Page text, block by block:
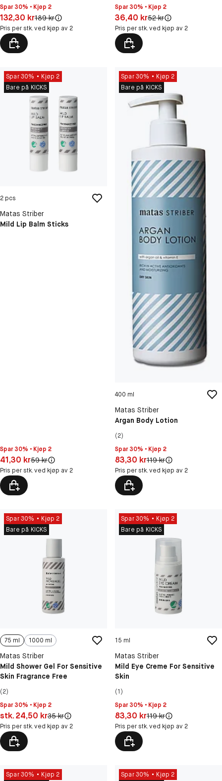
Spar 30% • Kjøp 2
Pris: 132,30 kr
132,30 krOriginal pris:
189 kr
Pris per stk. ved kjøp av 2
Spar 30% • Kjøp 2
Pris: 36,40 kr
36,40 krOriginal pris:
52 kr
Pris per stk. ved kjøp av 2
Spar 30%
Kjøp 2
Bare på KICKS
2 pcs
Matas Striber
Mild Lip Balm Sticks
Spar 30% • Kjøp 2
Pris: 41,30 kr
41,30 krOriginal pris:
59 kr
Pris per stk. ved kjøp av 2
Spar 30%
Kjøp 2
Bare på KICKS
400 ml
Matas Striber
Argan Body Lotion
(2)
Spar 30% • Kjøp 2
Pris: 83,30 kr
83,30 krOriginal pris:
119 kr
Pris per stk. ved kjøp av 2
Spar 30%
Kjøp 2
Bare på KICKS
75 ml 1000 ml
Matas Striber
Mild Shower Gel For Sensitive
Skin Fragrance Free
(2)
Spar 30% • Kjøp 2
Pris: stk. 24,50 kr
stk. 24,50 krOriginal pris:
35 kr
Pris per stk. ved kjøp av 2
Spar 30%
Kjøp 2
Bare på KICKS
15 ml
Matas Striber
Mild Eye Creme For Sensitive
Skin
(1)
Spar 30% • Kjøp 2
Pris: 83,30 kr
83,30 krOriginal pris:
119 kr
Pris per stk. ved kjøp av 2
Spar 30%
Kjøp 2
Spar 30%
Kjøp 2